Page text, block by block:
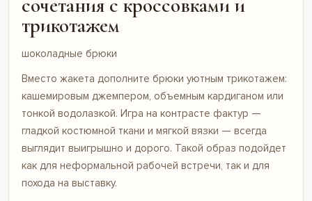
сочетания с кроссовками и
трикотажем
шоколадные брюки
Вместо жакета дополните брюки уютным трикотажем:
кашемировым джемпером, объемным кардиганом или
тонкой водолазкой. Игра на контрасте фактур —
гладкой костюмной ткани и мягкой вязки — всегда
выглядит выигрышно и дорого. Такой образ подойдет
как для неформальной рабочей встречи, так и для
похода на выставку.